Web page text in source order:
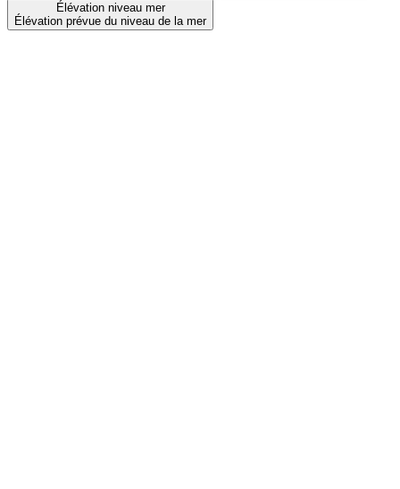
Élévation niveau mer
Élévation prévue du niveau de la mer